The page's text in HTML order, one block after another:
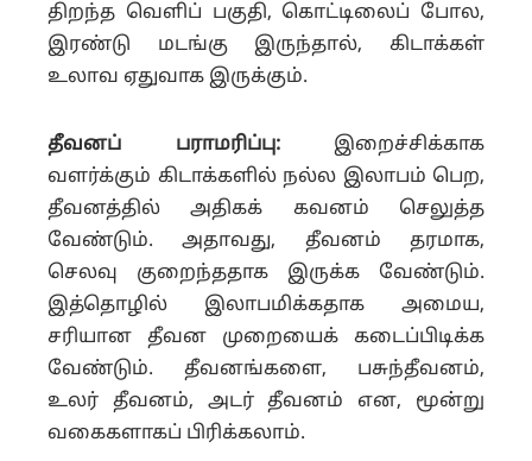
திறந்த வெளிப் பகுதி, கொட்டிலைப் போல,
இரண்டு மடங்கு இருந்தால், கிடாக்கள்
உலாவ ஏதுவாக இருக்கும்.
தீவனப் பராமரிப்பு: இறைச்சிக்காக
வளர்க்கும் கிடாக்களில் நல்ல இலாபம் பெற,
தீவனத்தில் அதிகக் கவனம் செலுத்த
வேண்டும். அதாவது, தீவனம் தரமாக,
செலவு குறைந்ததாக இருக்க வேண்டும்.
இத்தொழில் இலாபமிக்கதாக அமைய,
சரியான தீவன முறையைக் கடைப்பிடிக்க
வேண்டும். தீவனங்களை, பசுந்தீவனம்,
உலர் தீவனம், அடர் தீவனம் என, மூன்று
வகைகளாகப் பிரிக்கலாம்.